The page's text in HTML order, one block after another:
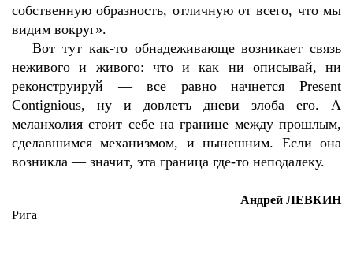
собственную образность, отличную от всего, что мы
видим вокруг».
Вот тут как-то обнадеживающе возникает связь
неживого и живого: что и как ни описывай, ни
реконструируй — все равно начнется Present
Contignious, ну и довлетъ дневи злоба его. А
меланхолия стоит себе на границе между прошлым,
сделавшимся механизмом, и нынешним. Если она
возникла — значит, эта граница где-то неподалеку.
Андрей ЛЕВКИН
Рига